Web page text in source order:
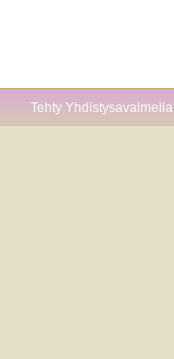
Tehty Yhdistysavaimella